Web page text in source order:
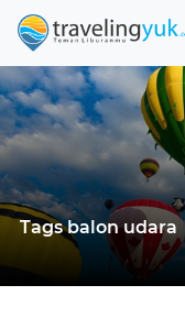
Tags balon udara